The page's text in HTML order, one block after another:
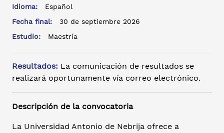
Idioma:
Español
Fecha final:
30 de septiembre 2026
Estudio:
Maestría
Resultados: La comunicación de resultados se
realizará oportunamente vía correo electrónico.
Descripción de la convocatoria
La Universidad Antonio de Nebrija ofrece a